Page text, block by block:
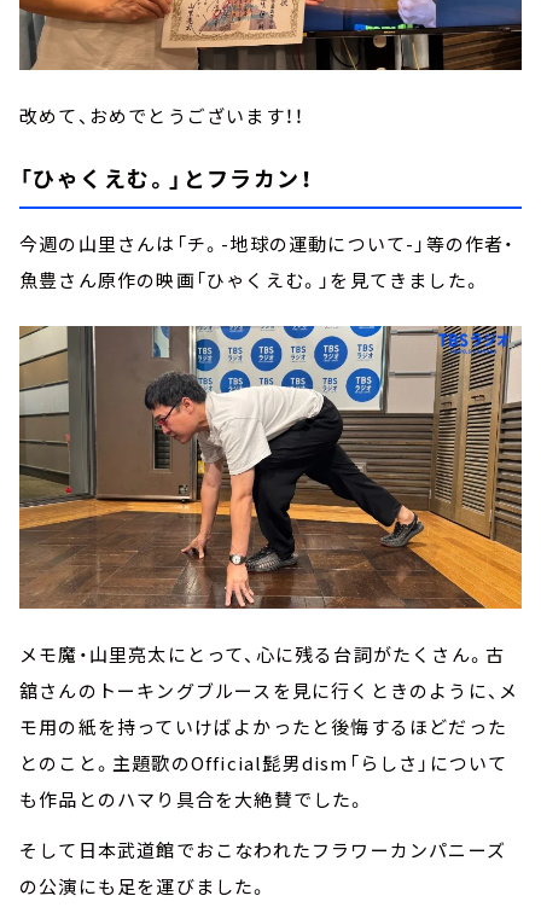
改めて、おめでとうございます！！
「ひゃくえむ。」とフラカン！
今週の山里さんは「チ。-地球の運動について-」等の作者・
魚豊さん原作の映画「ひゃくえむ。」を見てきました。
メモ魔・山里亮太にとって、心に残る台詞がたくさん。古
舘さんのトーキングブルースを見に行くときのように、メ
モ用の紙を持っていけばよかったと後悔するほどだった
とのこと。主題歌のOfficial髭男dism「らしさ」について
も作品とのハマり具合を大絶賛でした。
そして日本武道館でおこなわれたフラワーカンパニーズ
の公演にも足を運びました。